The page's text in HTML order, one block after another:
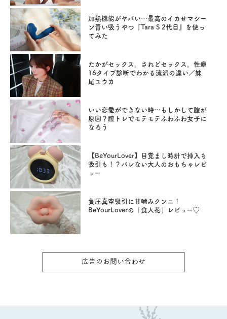
加熱機能がヤバい…最高のイカせマシー
ン青い吸うやつ『Tara S 2代目』を使っ
てみた
たかがセックス。されどセックス。性癖
16タイプ診断でわかる流派の違い／妹
尾ユウカ
いい恋愛ができない時…もしかして膣が
原因？膣トレでモテモテふわふわ女子に
なろう
【BeYourLover】目覚まし時計で挿入も
吸引も！？バレない大人のおもちゃレビ
ュー
負圧真空吸引に甘噛みクンニ！
BeYourLoverの「食人花」レビュー♡
広告のお問い合わせ